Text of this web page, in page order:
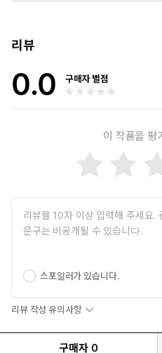
금융 분야의 심화 도메인 AI 에이
디렉터로, 미국 해양대기청
했다. 다수의 오라일리 도서를 저
머신러닝을 도입한 선구적인 공
롯해 다양한 IT 전문서를 번역한
번역서로는 『마스터링 트랜스포
AI 개발』, 『LLM 인 프로덕션』
링 AI 인 액션』(이상 위키북스),
빛미디어, 2026) 등이 있다. 개
(https://occamsrazr.net)와 IT
GpgStudy(https://
리뷰
0.0 구매자 별점
이 작품을 평
스포일러가 있습니다.
리뷰 작성 유의사항
구매자 0